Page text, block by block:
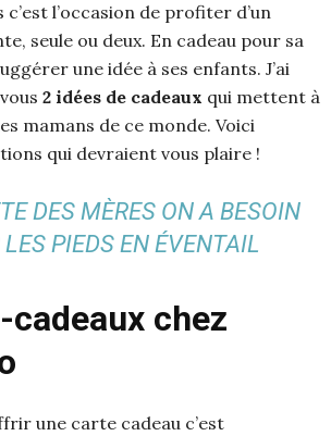
l’occasion de profiter d’un
seule ou deux. En cadeau pour sa
une idée à ses enfants. J’ai
2 idées de cadeaux qui mettent à
mamans de ce monde. Voici
qui devraient vous plaire !
DES MÈRES ON A BESOIN
LES PIEDS EN ÉVENTAIL
cadeaux chez
une carte cadeau c’est